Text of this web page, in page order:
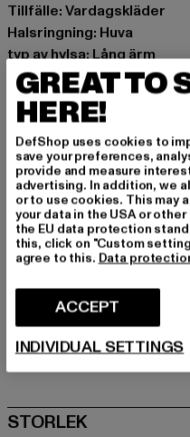
Tillfälle: Vardagskläder
Halsringning: Huva
typ av hylsa: Lång ärm
Typer av förslutningar:
Detaljer: Varumärkets
Skär: Lång
Varumärke: JACK1T
Kategori: Coats
Färg: schwarz
Tillverkarens färg: black
Materialsammansättning:
Foder: polyester
Tillverkare: TB
Dr.-Robert-Murjahn-
DE
STORLEK
GREAT TO
HERE!
DefShop uses cookies to
save your preferences,
provide and measure
advertising. In addition, we
or to use cookies. This may
your data in the USA or
the EU data protection
this, click on "Custom
agree to this. Data
ACCEPT
INDIVIDUAL SETTINGS